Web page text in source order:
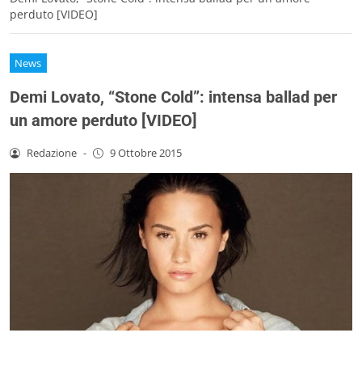
perduto [VIDEO]
News
Demi Lovato, “Stone Cold”: intensa ballad per
un amore perduto [VIDEO]
Redazione - 9 Ottobre 2015